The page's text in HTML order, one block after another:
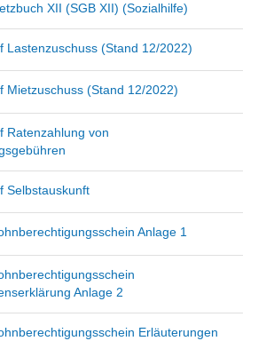
XII (SGB XII) (Sozialhilfe)
Lastenzuschuss (Stand 12/2022)
Mietzuschuss (Stand 12/2022)
Ratenzahlung von
Selbstauskunft
Anlage 1
Anlage 2
Erläuterungen